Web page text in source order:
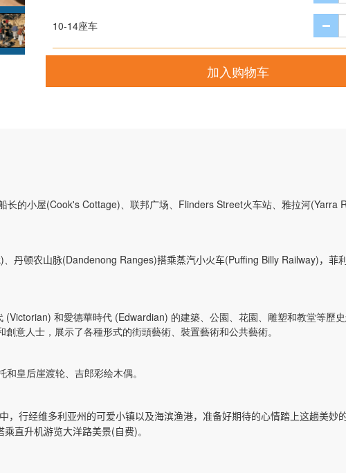
10-14座车
加入购物车
长的小屋(Cook's Cottage)、 联邦广场、 Flinders Street火车站、 雅拉河(Yarra
丹顿农山脉(Dandenong Ranges)搭乘蒸汽小火车(Puffing Billy Railway) ， 菲
(Victorian) 和愛德華時代 (Edwardian) 的建築、公園、花園、雕塑和教堂等歷史
意人士，展示了各種形式的街頭藝術、裝置藝術和公共藝術。
和皇后崖渡轮、吉郎彩绘木偶。
行经维多利亚州的可爱小镇以及海滨渔港，准备好期待的心情踏上这趟美妙
乘直升机游览大洋路美景( 自费)。